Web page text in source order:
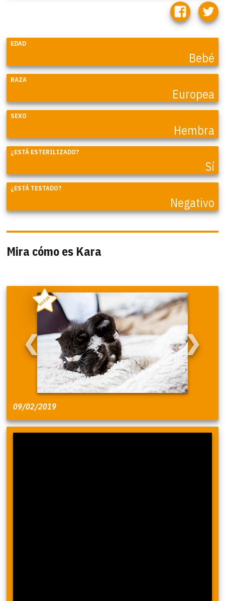
EDAD
Bebé
RAZA
Europea
SEXO
Hembra
¿ESTÁ ESTERILIZADO?
Sí
¿ESTÁ TESTADO?
Negativo
Mira cómo es Kara
❮ ❯
NUEVA
09/02/2019